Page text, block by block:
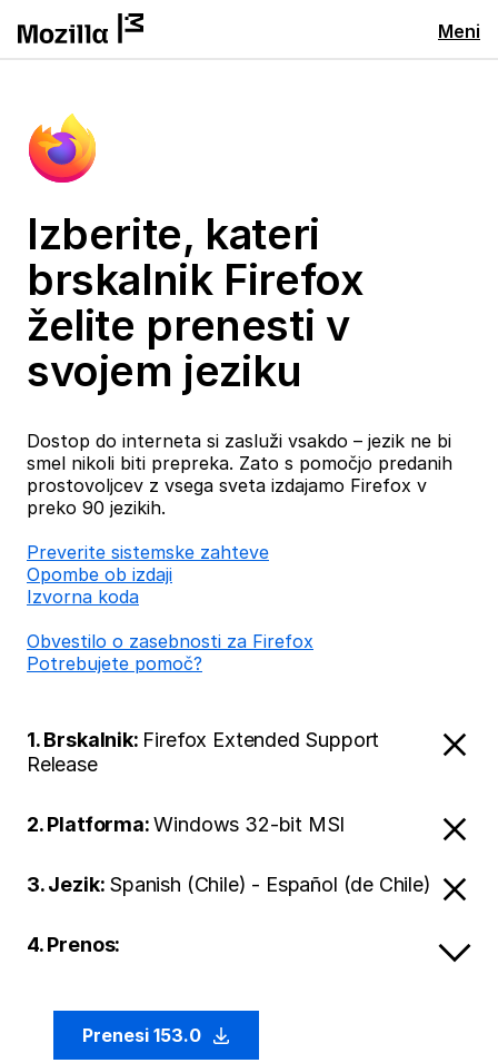
Meni
Izberite, kateri
brskalnik Firefox
želite prenesti v
svojem jeziku
Dostop do interneta si zasluži vsakdo – jezik ne bi
smel nikoli biti prepreka. Zato s pomočjo predanih
prostovoljcev z vsega sveta izdajamo Firefox v
preko 90 jezikih.
Preverite sistemske zahteve
Opombe ob izdaji
Izvorna koda
Obvestilo o zasebnosti za Firefox
Potrebujete pomoč?
1. Brskalnik: Firefox Extended Support
Release
2. Platforma:Windows 32-bit MSI
3. Jezik: Spanish (Chile) - Español (de Chile)
4. Prenos:
Prenesi 153.0